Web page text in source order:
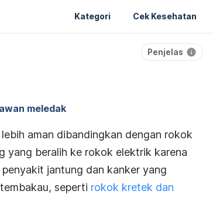
Kategori Cek Kesehatan
Penjelas
meledak
aman dibandingkan dengan rokok
yang beralih ke rokok elektrik karena
jantung dan kanker yang
seperti rokok kretek dan